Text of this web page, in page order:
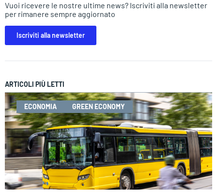
Vuoi ricevere le nostre ultime news? Iscriviti alla newsletter
per rimanere sempre aggiornato
Iscriviti alla newsletter
ARTICOLI PIÙ LETTI
ECONOMIA GREEN ECONOMY